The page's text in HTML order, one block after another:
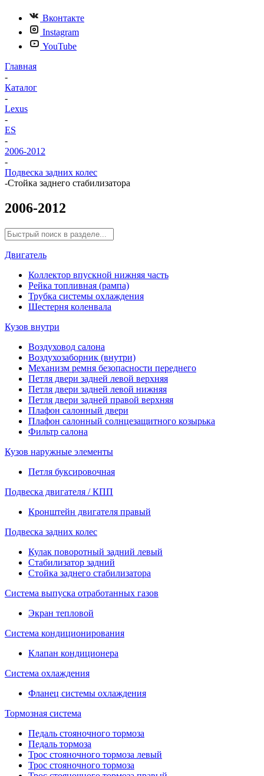
Вконтакте
Instagram
YouTube
Главная
-
Каталог
-
Lexus
-
ES
-
2006-2012
-
Подвеска задних колес
-Стойка заднего стабилизатора
2006-2012
Двигатель
Коллектор впускной нижняя часть
Рейка топливная (рампа)
Трубка системы охлаждения
Шестерня коленвала
Кузов внутри
Воздуховод салона
Воздухозаборник (внутри)
Механизм ремня безопасности переднего
Петля двери задней левой верхняя
Петля двери задней левой нижняя
Петля двери задней правой верхняя
Плафон салонный двери
Плафон салонный солнцезащитного козырька
Фильтр салона
Кузов наружные элементы
Петля буксировочная
Подвеска двигателя / КПП
Кронштейн двигателя правый
Подвеска задних колес
Кулак поворотный задний левый
Стабилизатор задний
Стойка заднего стабилизатора
Система выпуска отработанных газов
Экран тепловой
Система кондиционирования
Клапан кондиционера
Система охлаждения
Фланец системы охлаждения
Тормозная система
Педаль стояночного тормоза
Педаль тормоза
Трос стояночного тормоза левый
Трос стояночного тормоза